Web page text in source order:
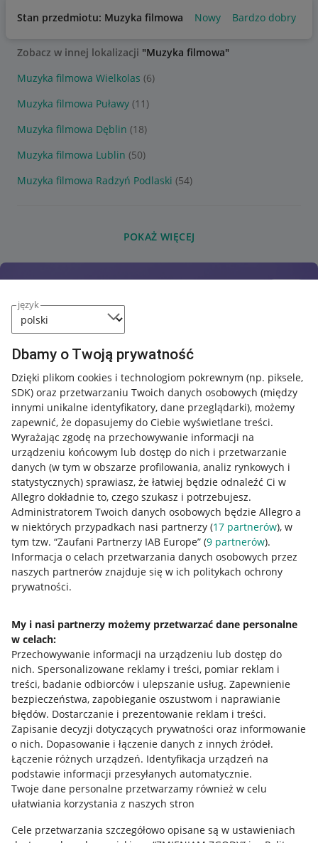
język
Dbamy o Twoją prywatność
Dzięki plikom cookies i technologiom pokrewnym (np. piksele,
SDK) oraz przetwarzaniu Twoich danych osobowych (między
innymi unikalne identyfikatory, dane przeglądarki), możemy
zapewnić, że dopasujemy do Ciebie wyświetlane treści.
Wyrażając zgodę na przechowywanie informacji na
urządzeniu końcowym lub dostęp do nich i przetwarzanie
danych (w tym w obszarze profilowania, analiz rynkowych i
statystycznych) sprawiasz, że łatwiej będzie odnaleźć Ci w
Allegro dokładnie to, czego szukasz i potrzebujesz.
Administratorem Twoich danych osobowych będzie Allegro a
w niektórych przypadkach nasi partnerzy (17 partnerów), w
tym tzw. “Zaufani Partnerzy IAB Europe” (9 partnerów).
Informacja o celach przetwarzania danych osobowych przez
naszych partnerów znajduje się w ich politykach ochrony
prywatności.
My i nasi partnerzy możemy przetwarzać dane personalne
w celach:
Przechowywanie informacji na urządzeniu lub dostęp do
nich. Spersonalizowane reklamy i treści, pomiar reklam i
treści, badanie odbiorców i ulepszanie usług. Zapewnienie
bezpieczeństwa, zapobieganie oszustwom i naprawianie
błędów. Dostarczanie i prezentowanie reklam i treści.
Zapisanie decyzji dotyczących prywatności oraz informowanie
o nich. Dopasowanie i łączenie danych z innych źródeł.
Łączenie różnych urządzeń. Identyfikacja urządzeń na
podstawie informacji przesyłanych automatycznie.
Twoje dane personalne przetwarzamy również w celu
ułatwiania korzystania z naszych stron
Cele przetwarzania szczegółowo opisane są w ustawieniach
Stan przedmiotu: Muzyka filmowa Nowy Bardzo dobry
Zobacz w innej lokalizacji "Muzyka filmowa"
Muzyka filmowa Wielkolas (6)
Muzyka filmowa Puławy (11)
Muzyka filmowa Dęblin (18)
Muzyka filmowa Lublin (50)
Muzyka filmowa Radzyń Podlaski (54)
POKAŻ WIĘCEJ
Przydatne informacje
Jak to działa
Allegro Gadane dla sprzedających
Allegro Gadane dla kupujących
Mapa miejscowości
Informacje prawne
Regulamin
Polityka plików "cookies"
Ustawienia plików "cookies"
Udostępnianie lokalizacji